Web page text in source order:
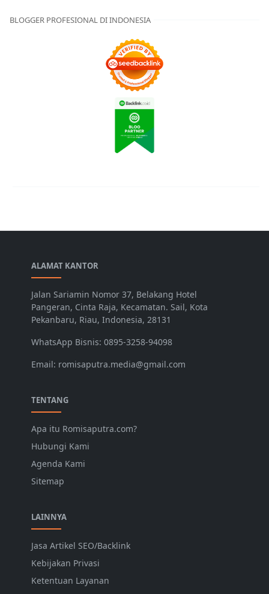
BLOGGER PROFESIONAL DI INDONESIA
ALAMAT KANTOR
Jalan Sariamin Nomor 37, Belakang Hotel
Pangeran, Cinta Raja, Kecamatan. Sail, Kota
Pekanbaru, Riau, Indonesia, 28131
WhatsApp Bisnis: 0895-3258-94098
Email: romisaputra.media@gmail.com
TENTANG
Apa itu Romisaputra.com?
Hubungi Kami
Agenda Kami
Sitemap
LAINNYA
Jasa Artikel SEO/Backlink
Kebijakan Privasi
Ketentuan Layanan